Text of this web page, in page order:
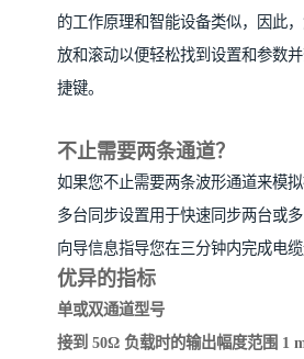
的工作原理和智能设备类似，因此
放和滚动以便轻松找到设置和参数
捷键。
不止需要两条通道？
如果您不止需要两条波形通道来模拟
多台同步设置用于快速同步两台或
向导信息指导您在三分钟内完成电缆
优异的指标
单或双通道型号
接到 50Ω 负载时的输出幅度范围 1